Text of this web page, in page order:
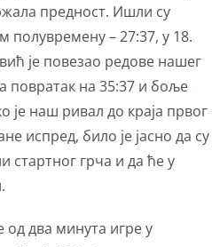
предност. Ишли су
полувремену – 27:37, у 18.
је повезао редове нашег
повратак на 35:37 и боље
наш ривал до краја првог
испред, било је јасно да су
грча и да ће у
два минута игре у